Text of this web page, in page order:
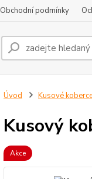
Obchodní podmínky
Úvod Kusové
Kusový
Akce